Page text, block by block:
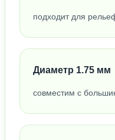
подходит для
Диаметр 1.75 мм
совместим с